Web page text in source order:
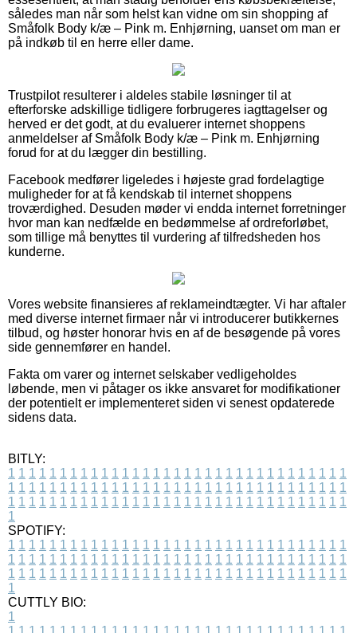
således man når som helst kan vidne om sin shopping af
Småfolk Body k/æ – Pink m. Enhjørning, uanset om man er
på indkøb til en herre eller dame.
Trustpilot resulterer i aldeles stabile løsninger til at
efterforske adskillige tidligere forbrugeres iagttagelser og
herved er det godt, at du evaluerer internet shoppens
anmeldelser af Småfolk Body k/æ – Pink m. Enhjørning
forud for at du lægger din bestilling.
Facebook medfører ligeledes i højeste grad fordelagtige
muligheder for at få kendskab til internet shoppens
troværdighed. Desuden møder vi endda internet forretninger
hvor man kan nedfælde en bedømmelse af ordreforløbet,
som tillige må benyttes til vurdering af tilfredsheden hos
kunderne.
Vores website finansieres af reklameindtægter. Vi har aftaler
med diverse internet firmaer når vi introducerer butikkernes
tilbud, og høster honorar hvis en af de besøgende på vores
side gennemfører en handel.
Fakta om varer og internet selskaber vedligeholdes
løbende, men vi påtager os ikke ansvaret for modifikationer
der potentielt er implementeret siden vi senest opdaterede
sidens data.
BITLY:
1 1 1 1 1 1 1 1 1 1 1 1 1 1 1 1 1 1 1 1 1 1 1 1 1 1 1 1 1 1 1 1 1
1 1 1 1 1 1 1 1 1 1 1 1 1 1 1 1 1 1 1 1 1 1 1 1 1 1 1 1 1 1 1 1 1
1 1 1 1 1 1 1 1 1 1 1 1 1 1 1 1 1 1 1 1 1 1 1 1 1 1 1 1 1 1 1 1 1
1
SPOTIFY:
1 1 1 1 1 1 1 1 1 1 1 1 1 1 1 1 1 1 1 1 1 1 1 1 1 1 1 1 1 1 1 1 1
1 1 1 1 1 1 1 1 1 1 1 1 1 1 1 1 1 1 1 1 1 1 1 1 1 1 1 1 1 1 1 1 1
1 1 1 1 1 1 1 1 1 1 1 1 1 1 1 1 1 1 1 1 1 1 1 1 1 1 1 1 1 1 1 1 1
1
CUTTLY BIO:
1